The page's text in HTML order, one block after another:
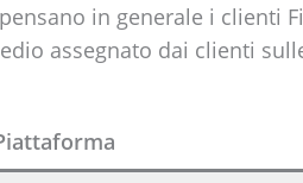
in generale i clienti
assegnato dai clienti